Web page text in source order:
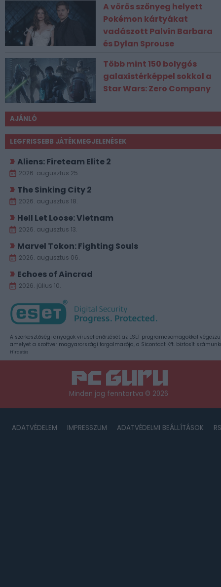
A vörös szőnyeg helyett
Pokémon kártyákat
vadászott Palvin Barbara
és Dylan Sprouse
Több mint 150 bolygós
galaxistérképpel sokkol a
Star Wars: Zero Company
AJÁNLÓ
LEGFRISSEBB JÁTÉKMEGJELENÉSEK
Aliens: Fireteam Elite 2
2026. augusztus 25.
The Sinking City 2
2026. augusztus 18.
Hell Let Loose: Vietnam
2026. augusztus 13.
Marvel Tokon: Fighting Souls
2026. augusztus 06.
Echoes of Aincrad
2026. július 10.
A szerkesztőségi anyagok vírusellenőrzését az ESET programcsomagokkal
amelyet a szoftver magyarországi forgalmazója, a Sicontact Kft. biztosít
Hirdetés
Minden jog fenntartva © 2026
ADATVÉDELEM IMPRESSZUM ADATVÉDELMI BEÁLLÍTÁSOK